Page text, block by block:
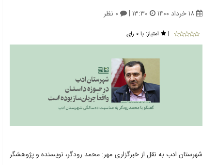
۱۸ خرداد ۱۴۰۰ ۱۳:۳۰ | ۰ نظر
| امتیاز: با ۰ رای
شهرستان ادب به نقل از خبرگزاری مهر: محمد رودگر، نویسنده و پژوهشگر